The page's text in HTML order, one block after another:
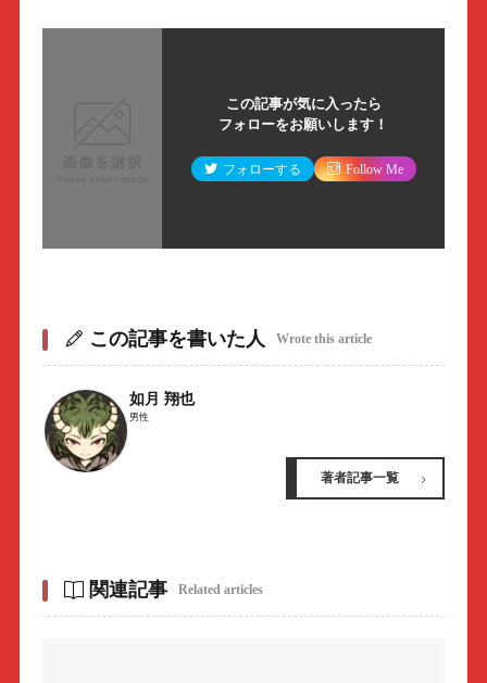
この記事が気に入ったら
フォローをお願いします！
フォローする Follow Me
この記事を書いた人 Wrote this article
如月 翔也
男性
著者記事一覧
関連記事 Related articles